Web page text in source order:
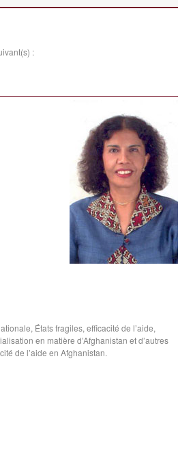
:
États fragiles, efficacité de l’aide,
en matière d’Afghanistan et d’autres
de l’aide en Afghanistan.